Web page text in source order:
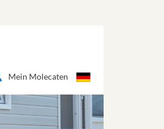
Mein Molecaten